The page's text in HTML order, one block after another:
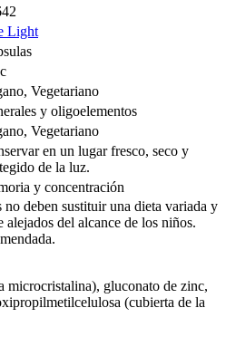
Light
Vegetariano
y oligoelementos
Vegetariano
en un lugar fresco, seco y
de la luz.
y concentración
deben sustituir una dieta variada y
del alcance de los niños.
microcristalina), gluconato de zinc,
(cubierta de la